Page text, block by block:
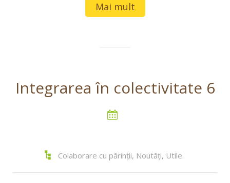
Mai mult
Integrarea în colectivitate 6
Colaborare cu părinții, Noutăți, Utile